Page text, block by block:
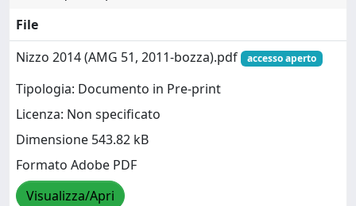
File
Nizzo 2014 (AMG 51, 2011-bozza).pdf
accesso aperto
Tipologia: Documento in Pre-print
Licenza: Non specificato
Dimensione 543.82 kB
Formato Adobe PDF
Visualizza/Apri